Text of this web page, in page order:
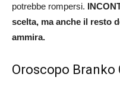
potrebbe rompersi.
scelta, ma anche il resto
ammira.
Oroscopo Branko